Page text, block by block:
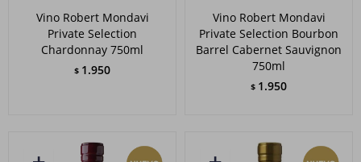
Vino Robert Mondavi
Private Selection
Chardonnay 750ml
$ 1.950
Vino Robert Mondavi
Private Selection Bourbon
Barrel Cabernet Sauvignon
750ml
$ 1.950